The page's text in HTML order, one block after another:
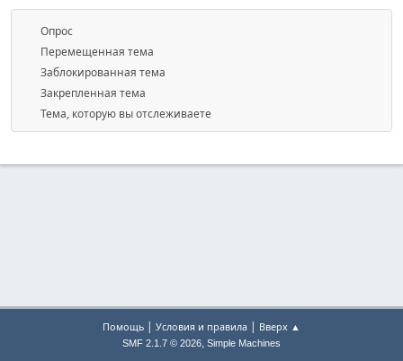
Опрос
Перемещенная тема
Заблокированная тема
Закрепленная тема
Тема, которую вы отслеживаете
Помощь | Условия и правила | Вверх ▲
SMF 2.1.7 © 2026, Simple Machines